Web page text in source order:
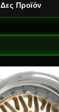
Δες Προϊόν